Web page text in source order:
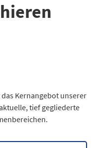
Kernangebot unserer
tief gegliederte